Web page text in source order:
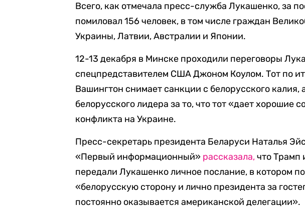
Всего, как отмечала пресс-служба Лукашенко, за
помиловал 156 человек, в том числе граждан
Украины, Латвии, Австралии и Японии.
12-13 декабря в Минске проходили переговоры
спецпредставителем США Джоном Коулом. Тот по
Вашингтон снимает санкции с белорусского калия,
белорусского лидера за то, что тот «дает хорошие
конфликта на Украине.
Пресс-секретарь президента Беларуси Наталья
«Первый информационный» рассказала,что Трамп
передали Лукашенко личное послание, в котором
«белорусскую сторону и лично президента за
постоянно оказывается американской делегации».